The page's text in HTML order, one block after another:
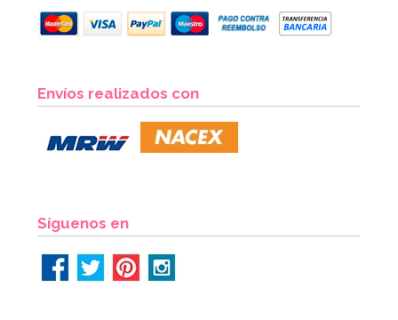
2,50€
Envíos realizados con
Síguenos en